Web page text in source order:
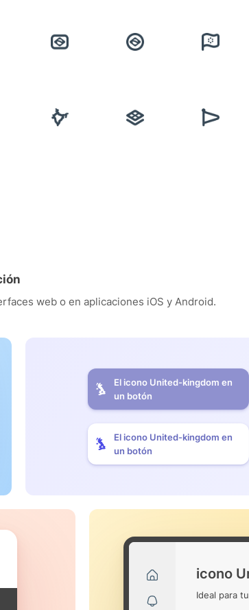
web o en aplicaciones iOS y Android.
El icono United-kingdom en
un botón
El icono United-kingdom en
un botón
icono
Ideal para